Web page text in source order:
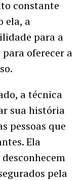
constante
ela, a
para a
oferecer a
a técnica
sua história
pessoas que
Ela
pela